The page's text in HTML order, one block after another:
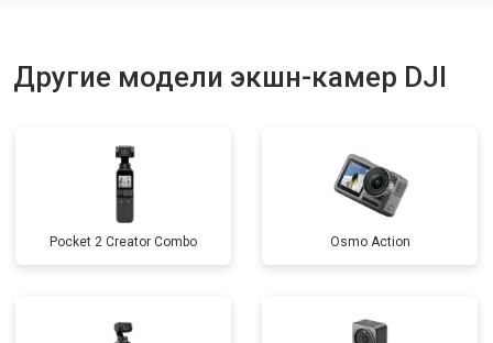
Другие модели экшн-камер DJI
Pocket 2 Creator Combo Osmo Action